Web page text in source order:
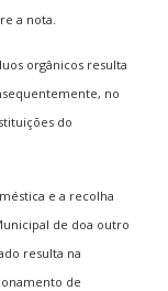
a nota.
orgânicos resulta
no
do
e a recolha
de doa outro
resulta na
de